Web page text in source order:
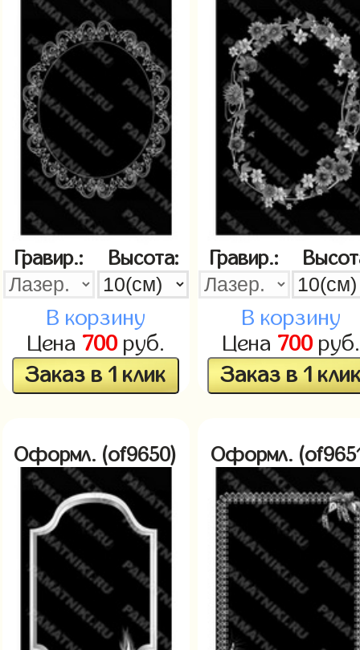
Гравир.: Высота:
В корзину
Цена 700руб.
Заказ в 1 клик
Гравир.:
В корзину
Цена 700руб.
Заказ в 1
Оформл. (of9650) Оформл.